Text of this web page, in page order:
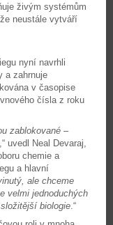
živým systémům
neustále vytváří
nyní navrhli
a zahrnuje
v časopise
čísla z roku
zablokované –
,“ uvedl Neal Devaraj,
chemie a
a hlavní
ale chceme
velmi jednoduchých
biologie.“